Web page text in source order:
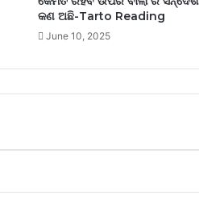
କଣ ଅଛି-Tarto Reading
June 10, 2025